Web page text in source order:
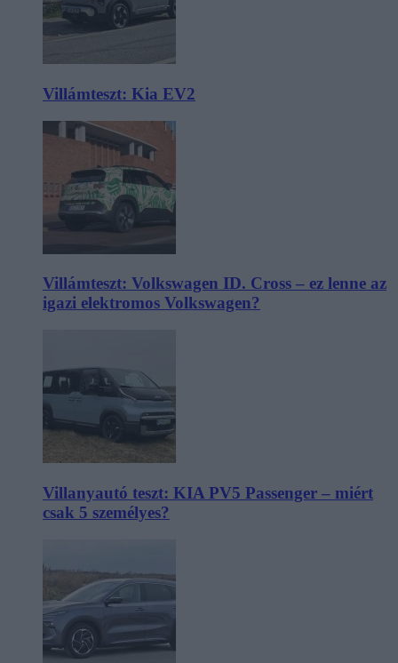
Villámteszt: Kia EV2
Villámteszt: Volkswagen ID. Cross – ez lenne az
igazi elektromos Volkswagen?
Villanyautó teszt: KIA PV5 Passenger – miért
csak 5 személyes?